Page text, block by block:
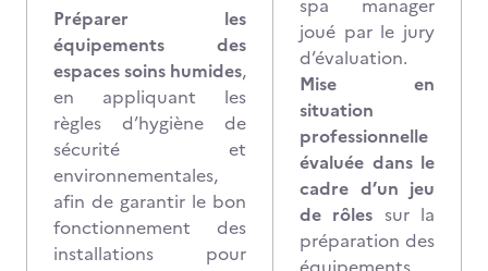
Préparer les
équipements des
espaces soins humides,
en appliquant les
règles d’hygiène de
sécurité et
environnementales,
afin de garantir le bon
fonctionnement des
installations pour
spa manager
joué par le jury
d’évaluation.
Mise en
situation
professionnelle
évaluée dans le
cadre d’un jeu
de rôles sur la
préparation des